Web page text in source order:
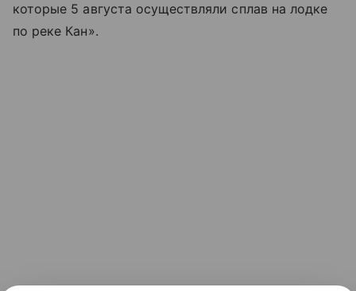
которые 5 августа осуществляли сплав на лодке
по реке Кан».